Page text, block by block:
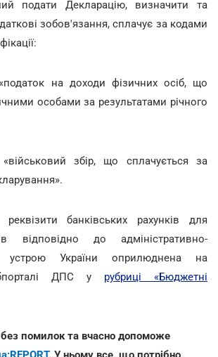
подати Декларацію, визначити та
зобов'язання, сплачує за кодами
на доходи фізичних осіб, що
особами за результатами річного
збір, що сплачується за
банківських рахунків для
відповідно до адміністративно-
устрою України оприлюднена на
ДПС у рубриці «Бюджетні
без помилок та вчасно допоможе